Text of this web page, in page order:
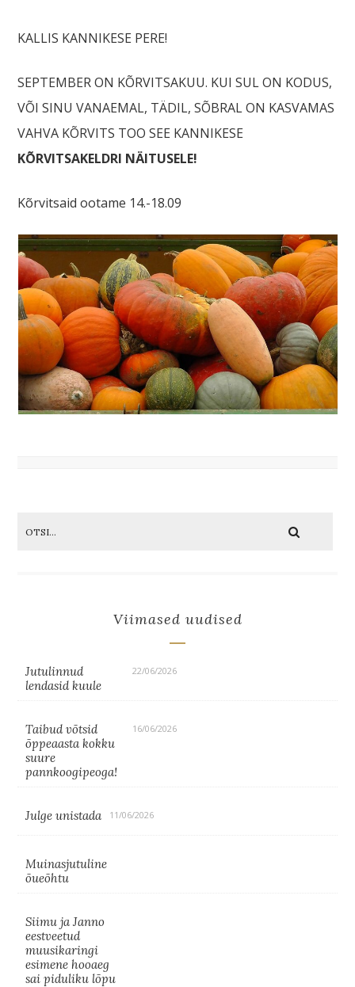
KALLIS KANNIKESE PERE!
SEPTEMBER ON KÕRVITSAKUU. KUI SUL ON KODUS,
VÕI SINU VANAEMAL, TÄDIL, SÕBRAL ON KASVAMAS
VAHVA KÕRVITS TOO SEE KANNIKESE
KÕRVITSAKELDRI NÄITUSELE!
Kõrvitsaid ootame 14.-18.09
Viimased uudised
Jutulinnud
lendasid kuule
22/06/2026
Taibud võtsid
õppeaasta kokku
suure
pannkoogipeoga!
16/06/2026
Julge unistada 11/06/2026
Muinasjutuline
õueõhtu
Siimu ja Janno
eestveetud
muusikaringi
esimene hooaeg
sai piduliku lõpu